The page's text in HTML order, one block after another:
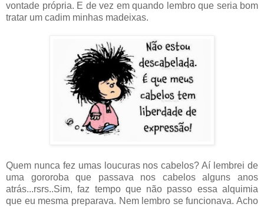
vontade própria. E de vez em quando lembro que seria bom
tratar um cadim minhas madeixas.
Quem nunca fez umas loucuras nos cabelos? Aí lembrei de
uma gororoba que passava nos cabelos alguns anos
atrás...rsrs..Sim, faz tempo que não passo essa alquimia
que eu mesma preparava. Nem lembro se funcionava. Acho